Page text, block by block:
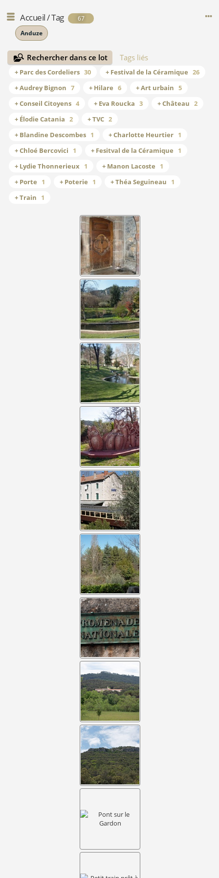
Accueil/Tag
67
Anduze
Rechercher dans ce lot Tags liés
+ Parc des Cordeliers 30 + Festival de la Céramique 26
+ Audrey Bignon 7 + Hilare 6 + Art urbain 5
+ Conseil Citoyens 4 + Eva Roucka 3 + Château 2
+ Élodie Catania 2 + TVC 2
+ Blandine Descombes 1 + Charlotte Heurtier 1
+ Chloé Bercovici
1 + Fesitval de la Céramique
1
+ Lydie Thonnerieux
1 + Manon Lacoste
1
+ Porte
1 + Poterie 1 + Théa Seguineau
1
+ Train
1